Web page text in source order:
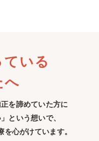
いる
へ
を諦めていた方に
という想いで、
心がけています。